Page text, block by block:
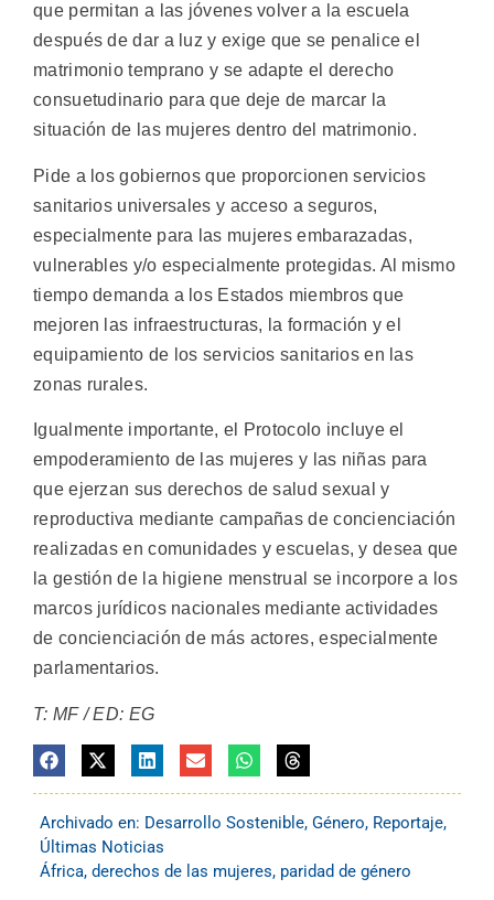
que permitan a las jóvenes volver a la escuela
después de dar a luz y exige que se penalice el
matrimonio temprano y se adapte el derecho
consuetudinario para que deje de marcar la
situación de las mujeres dentro del matrimonio.
Pide a los gobiernos que proporcionen servicios
sanitarios universales y acceso a seguros,
especialmente para las mujeres embarazadas,
vulnerables y/o especialmente protegidas. Al mismo
tiempo demanda a los Estados miembros que
mejoren las infraestructuras, la formación y el
equipamiento de los servicios sanitarios en las
zonas rurales.
Igualmente importante, el Protocolo incluye el
empoderamiento de las mujeres y las niñas para
que ejerzan sus derechos de salud sexual y
reproductiva mediante campañas de concienciación
realizadas en comunidades y escuelas, y desea que
la gestión de la higiene menstrual se incorpore a los
marcos jurídicos nacionales mediante actividades
de concienciación de más actores, especialmente
parlamentarios.
T: MF / ED: EG
Archivado en: Desarrollo Sostenible, Género, Reportaje,
Últimas Noticias
África, derechos de las mujeres, paridad de género